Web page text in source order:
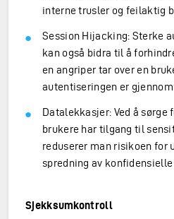
interne trusler og feilaktig
Session Hijacking: Sterke
kan også bidra til å
en angriper tar over en
autentiseringen er
Datalekkasjer: Ved å sørge
brukere har tilgang til
reduserer man risikoen
spredning av konfidensielle
Sjekksumkontroll